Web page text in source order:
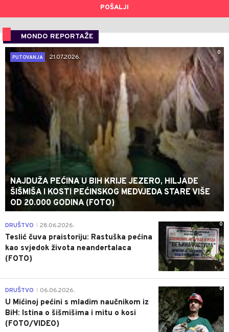
POŠALJI
MONDO REPORTAŽE
0
PUTOVANJA
21.07.2026.
NAJDUŽA PEĆINA U BIH KRIJE JEZERO, HILJADE
ŠIŠMIŠA I KOSTI PEĆINSKOG MEDVJEDA STARE VIŠE
OD 20.000 GODINA (FOTO)
0
DRUŠTVO 28.06.2026.
Teslić čuva praistoriju: Rastuška pećina
kao svjedok života neandertalaca
(FOTO)
0
DRUŠTVO 06.06.2026.
U Mićinoj pećini s mladim naučnikom iz
BiH: Istina o šišmišima i mitu o kosi
(FOTO/VIDEO)